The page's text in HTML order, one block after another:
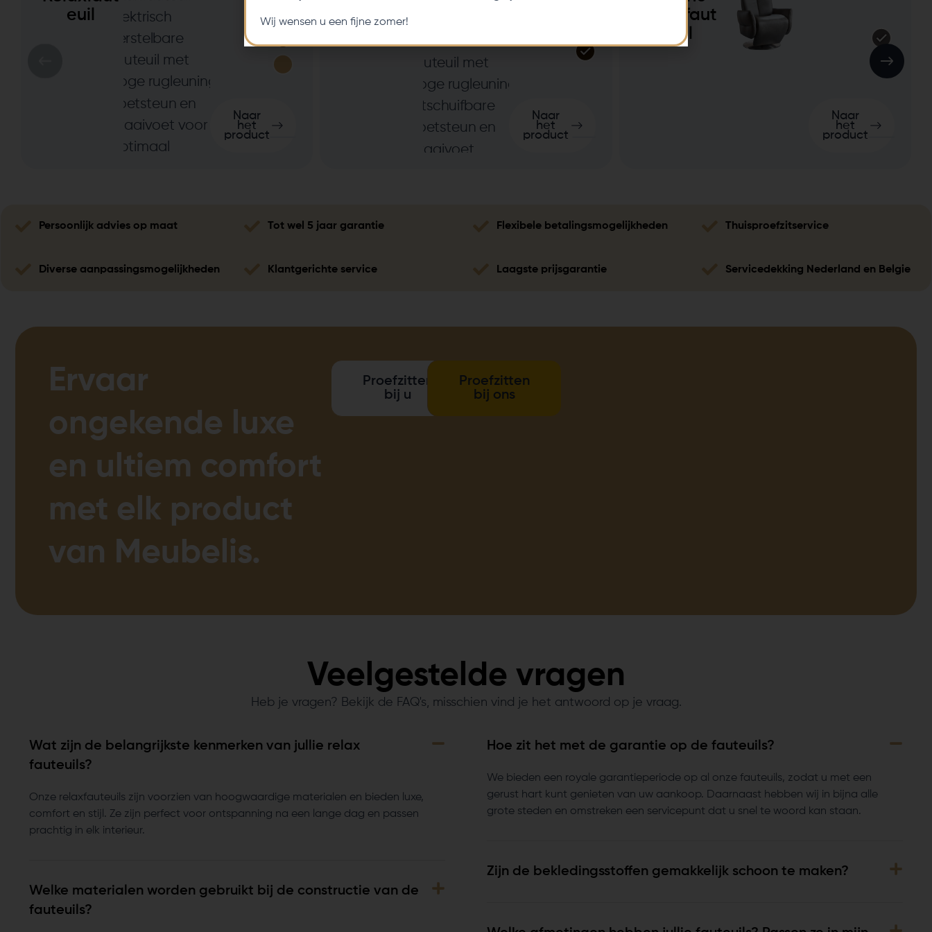
euil
Naar
het
product
euil
Naar
het
product
Relaxfaut
euil
Naar
het
product
Persoonlijk advies op maat Tot wel 5 jaar garantie Flexibele betalingsmogelijkheden Thuisproefzitservice
Diverse aanpassingsmogelijkheden Klantgerichte service Laagste prijsgarantie Servicedekking Nederland en Belgie
Ervaar
ongekende luxe
en ultiem comfort
met elk product
van Meubelis.
Proefzitten
bij u
Proefzitten
bij ons
Veelgestelde vragen
Heb je vragen? Bekijk de FAQ's, misschien vind je het antwoord op je vraag.
Wat zijn de belangrijkste kenmerken van jullie relax
fauteuils?
Onze relaxfauteuils zijn voorzien van hoogwaardige materialen en bieden luxe,
comfort en stijl. Ze zijn perfect voor ontspanning na een lange dag en passen
prachtig in elk interieur.
Welke materialen worden gebruikt bij de constructie van de
fauteuils?
Hoe zit het met de garantie op de fauteuils?
We bieden een royale garantieperiode op al onze fauteuils, zodat u met een
gerust hart kunt genieten van uw aankoop. Daarnaast hebben wij in bijna alle
grote steden en omstreken een servicepunt dat u snel te woord kan staan.
Zijn de bekledingsstoffen gemakkelijk schoon te maken?
Wij wensen u een fijne zomer!